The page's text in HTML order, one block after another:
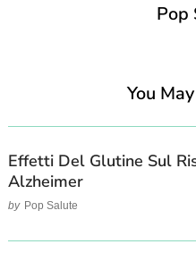
Pop
You
Effetti Del Glutine Sul
Alzheimer
by Pop Salute